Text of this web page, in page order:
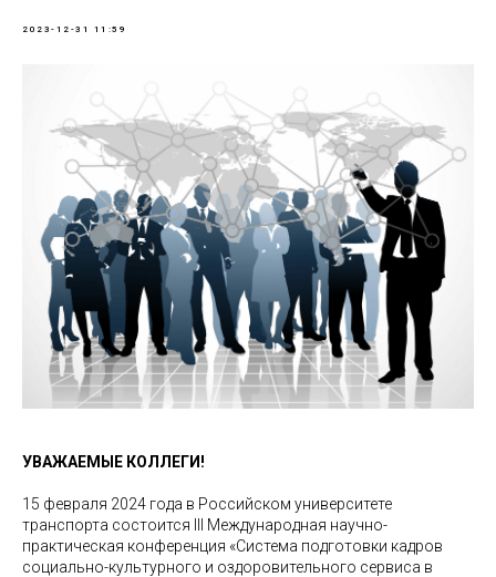
2023-12-31 11:59
УВАЖАЕМЫЕ КОЛЛЕГИ!
15 февраля 2024 года в Российском университете
транспорта состоится III Международная научно-
практическая конференция «Система подготовки кадров
социально-культурного и оздоровительного сервиса в